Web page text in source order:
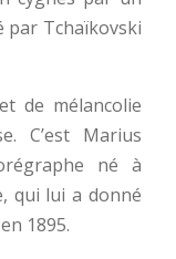
par Tchaïkovski
de mélancolie
C’est Marius
né à
qui lui a donné
1895.